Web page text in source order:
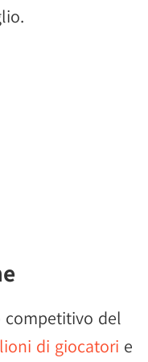
competitivo del
di giocatori e